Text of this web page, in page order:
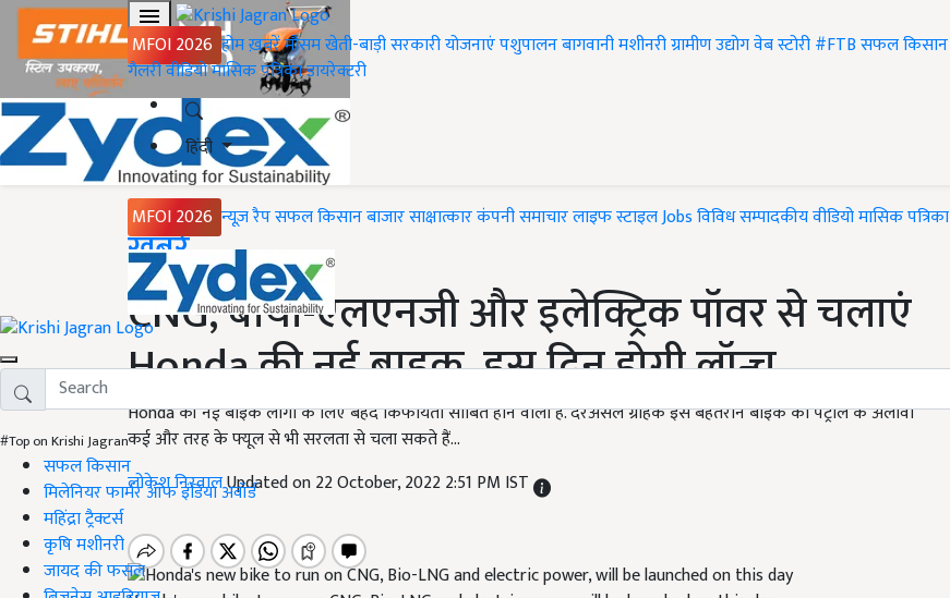
MFOI 2026 होमख़बरेंमौसमखेती-बाड़ीसरकारी योजनाएंपशुपालनबागवानीमशीनरीग्रामीण उद्योगवेब स्टोरी#FTBसफल किसान
गैलरीवीडियोमासिक पत्रिकाडायरेक्टरी
हिंदी
MFOI 2026 न्यूज़ रैपसफल किसानबाजारसाक्षात्कारकंपनी समाचारलाइफ स्टाइलJobsविविधसम्पादकीयवीडियोमासिक पत्रिका
#Top on Krishi Jagran
सफल किसान
मिलेनियर फार्मर ऑफ इंडिया अवॉर्ड
महिंद्रा ट्रैक्टर्स
कृषि मशीनरी
जायद की फसल
Home
ख़बरें
CNG, बायो-एलएनजी और इलेक्ट्रिक पॉवर से चलाएं
Honda की नई बाइक, इस दिन होगी लॉन्च
Honda की नई बाइक लोगों के लिए बेहद किफायती साबित होने वाली है. दरअसल ग्राहक इस बेहतरीन बाइक को पेट्रोल के अलावा
कई और तरह के फ्यूल से भी सरलता से चला सकते हैं...
लोकेश निरवालUpdated on 22 October, 2022 2:51 PM IST